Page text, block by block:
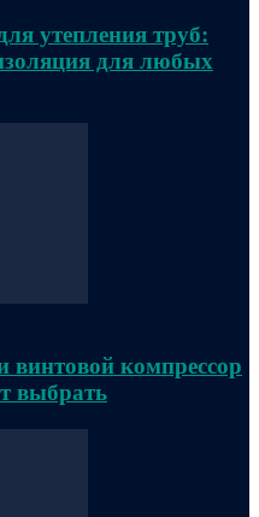
утепления труб:
для любых
компрессор
выбрать